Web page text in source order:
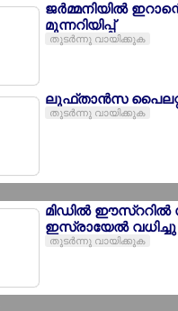
ജര്‍മ്മനിയില്‍
മുന്നറിയിപ്പ്
തുടര്‍ന്നു വായിക്കുക
ലുഫ്താന്‍സ
തുടര്‍ന്നു വായിക്കുക
മിഡില്‍
ഇസ്രായേല്‍ വധിച്ചു
തുടര്‍ന്നു വായിക്കുക